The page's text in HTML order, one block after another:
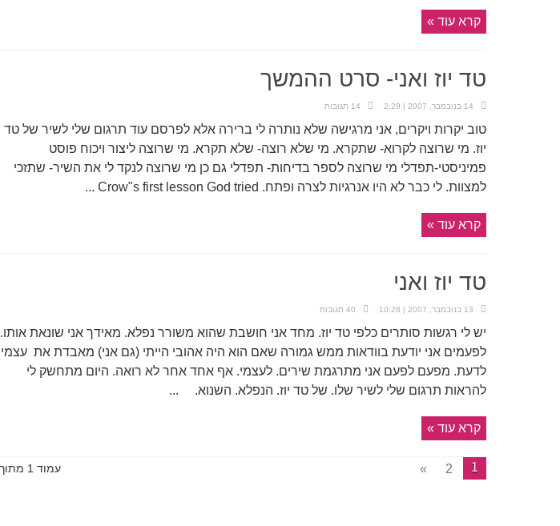
קרא עוד »
טד יוז ואני- סרט ההמשך
14 בנובמבר, 2007 | 2:29 14 תגובות
טוב יקרות ויקרים, אני מרגישה שלא נותרה לי ברירה אלא לפרסם עוד תרגום שלי לשיר של טד
יוז. מי שרוצה לקרוא- שתקרא. מי שלא רוצה- שלא תקרא. מי שרוצה ליצור ויכוח פוסט
פמיניסטי-תפדלי מי שרוצה לספר בדיחות- תפדלי גם כן מי שרוצה לנקד לי את השיר- שתזכי
למצוות. לי כבר לא היו אנרגיות לצרה ופתח. Crow"s first lesson God tried ...
קרא עוד »
טד יוז ואני
13 בנובמבר, 2007 | 10:28 40 תגובות
יש לי רגשות סותרים כלפי טד יוז. מחד אני חושבת שהוא משורר נפלא. מאידך אני שונאת אותו.
לפעמים אני יודעת בוודאות ממש גמורה שאם הוא היה אהובי הייתי (גם אני) מאבדת את עצמי
לדעת. מפעם לפעם אני מתרגמת שירים. לעצמי. אף אחד אחר לא רואה. היום מתחשק לי
להראות תרגום שלי לשיר שלו. של טד יוז. הנפלא. השנוא. ...
קרא עוד »
עמוד 1 מתוך 2 1
2
»